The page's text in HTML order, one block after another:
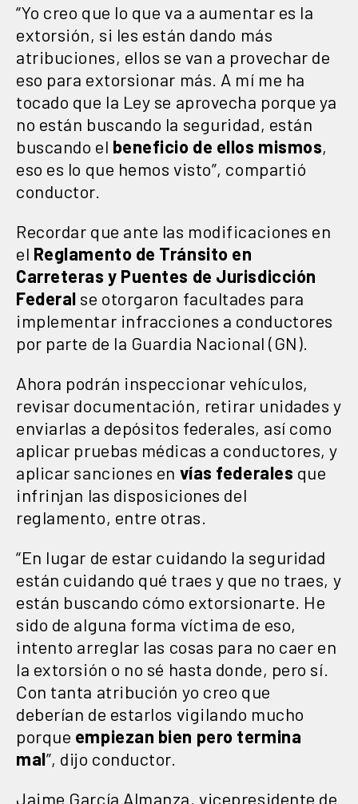
“Yo creo que lo que va a aumentar es la
extorsión, si les están dando más
atribuciones, ellos se van a provechar de
eso para extorsionar más. A mí me ha
tocado que la Ley se aprovecha porque ya
no están buscando la seguridad, están
buscando el beneficio de ellos mismos,
eso es lo que hemos visto”, compartió
conductor.
Recordar que ante las modificaciones en
el Reglamento de Tránsito en
Carreteras y Puentes de Jurisdicción
Federal se otorgaron facultades para
implementar infracciones a conductores
por parte de la Guardia Nacional (GN).
Ahora podrán inspeccionar vehículos,
revisar documentación, retirar unidades y
enviarlas a depósitos federales, así como
aplicar pruebas médicas a conductores, y
aplicar sanciones en vías federales que
infrinjan las disposiciones del
reglamento, entre otras.
“En lugar de estar cuidando la seguridad
están cuidando qué traes y que no traes, y
están buscando cómo extorsionarte. He
sido de alguna forma víctima de eso,
intento arreglar las cosas para no caer en
la extorsión o no sé hasta donde, pero sí.
Con tanta atribución yo creo que
deberían de estarlos vigilando mucho
porque empiezan bien pero termina
mal”, dijo conductor.
Jaime García Almanza, vicepresidente de